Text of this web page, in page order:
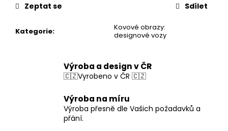
Kategorie:
Kovové obrazy:
designové vozy
Zeptat se Sdílet
Výroba a design v ČR
🇨🇿Vyrobeno v ČR 🇨🇿
Výroba na míru
Výroba přesně dle Vašich požadavků a
přání.